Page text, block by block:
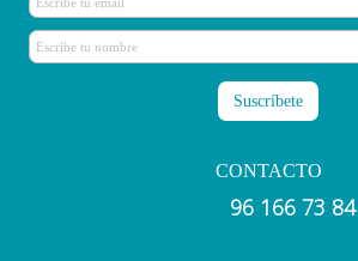
CONTACTO
96 166 73 84